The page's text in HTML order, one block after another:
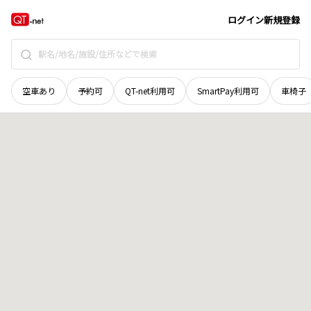
ログイン新規登録
空車あり 予約可 QT-net利用可 SmartPay利用可 車椅子
愛媛県